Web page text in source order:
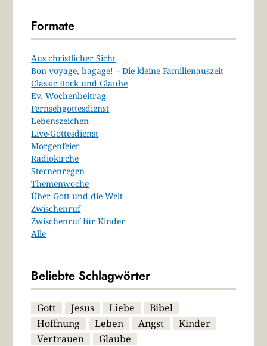
Formate
Aus christlicher Sicht
Bon voyage, bagage! – Die kleine Familienauszeit
Classic Rock und Glaube
Ev. Wochenbeitrag
Fernsehgottesdienst
Lebenszeichen
Live-Gottesdienst
Morgenfeier
Radiokirche
Sternenregen
Themenwoche
Über Gott und die Welt
Zwischenruf
Zwischenruf für Kinder
Alle
Beliebte Schlagwörter
Gott Jesus Liebe
Bibel
Hoffnung
Leben Angst
Kinder
Vertrauen
Glaube